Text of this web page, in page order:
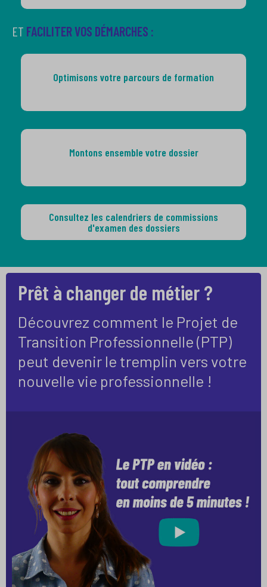
ET FACILITER VOS DÉMARCHES :
Optimisons votre parcours de formation
Montons ensemble votre dossier
Consultez les calendriers de commissions
d'examen des dossiers
Prêt à changer de métier ?
Découvrez comment le Projet de
Transition Professionnelle (PTP)
peut devenir le tremplin vers votre
nouvelle vie professionnelle !